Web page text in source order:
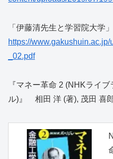
「伊藤清先生と学習院大学」
https://
_02.pdf
『マネー革命 2 (NHKライ
ル)』 相田 洋 (著), 茂田 喜